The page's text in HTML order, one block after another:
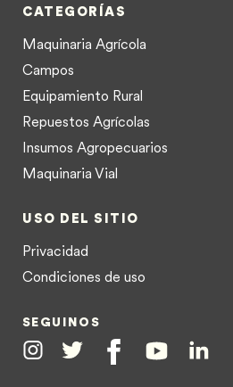
CATEGORÍAS
Maquinaria Agrícola
Campos
Equipamiento Rural
Repuestos Agrícolas
Insumos Agropecuarios
Maquinaria Vial
USO DEL SITIO
Privacidad
Condiciones de uso
SEGUINOS
InstagramTwitter FacebookYoutubeLinkedin